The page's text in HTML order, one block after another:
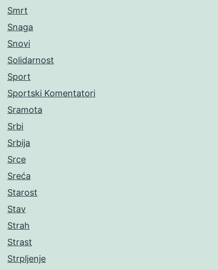
Smrt
Snaga
Snovi
Solidarnost
Sport
Sportski Komentatori
Sramota
Srbi
Srbija
Srce
Sreća
Starost
Stav
Strah
Strast
Strpljenje